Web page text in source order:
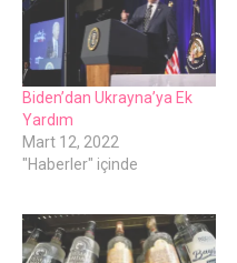
Bidеn’dan Ukrayna’ya Ek
Yardım
Mart 12, 2022
"Haberler" içinde